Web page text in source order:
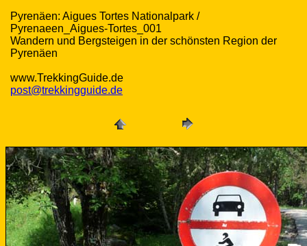
Pyrenäen: Aigues Tortes Nationalpark /
Pyrenaeen_Aigues-Tortes_001
Wandern und Bergsteigen in der schönsten Region der
Pyrenäen
www.TrekkingGuide.de
post@trekkingguide.de